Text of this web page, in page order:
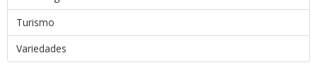
Turismo
Variedades